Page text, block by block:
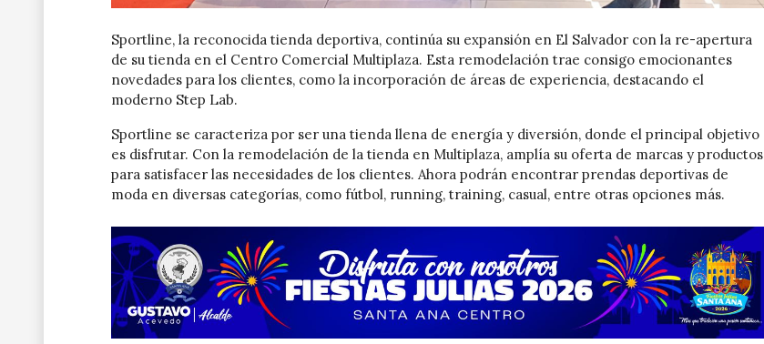
Sportline, la reconocida tienda deportiva, continúa su expansión en El Salvador con la re-apertura
de su tienda en el Centro Comercial Multiplaza. Esta remodelación trae consigo emocionantes
novedades para los clientes, como la incorporación de áreas de experiencia, destacando el
moderno Step Lab.
Sportline se caracteriza por ser una tienda llena de energía y diversión, donde el principal objetivo
es disfrutar. Con la remodelación de la tienda en Multiplaza, amplía su oferta de marcas y productos
para satisfacer las necesidades de los clientes. Ahora podrán encontrar prendas deportivas de
moda en diversas categorías, como fútbol, running, training, casual, entre otras opciones más.